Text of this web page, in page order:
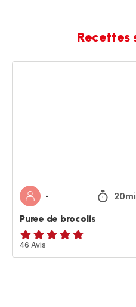
Recettes
-
Puree de brocolis
ratings.4.8
46 Avis